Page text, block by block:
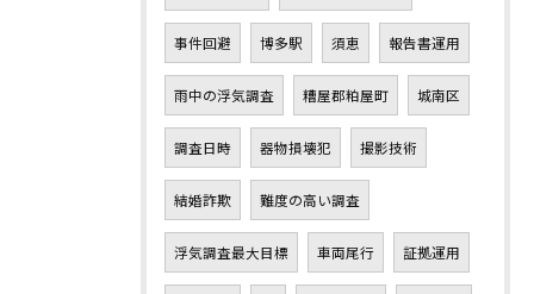
事件回避 博多駅 須恵 報告書運用
雨中の浮気調査 糟屋郡粕屋町 城南区
調査日時 器物損壊犯 撮影技術
結婚詐欺 難度の高い調査
浮気調査最大目標 車両尾行 証拠運用